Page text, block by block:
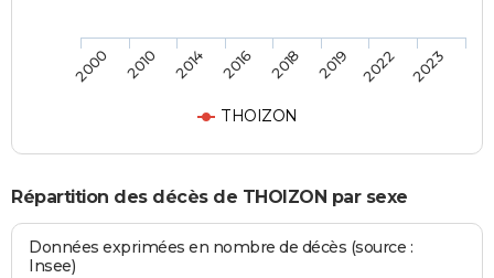
THOIZON
2000 2010 2014 2016 2018 2019 2022 2023
Répartition des décès de THOIZON par sexe
Données exprimées en nombre de décès (source :
Insee)